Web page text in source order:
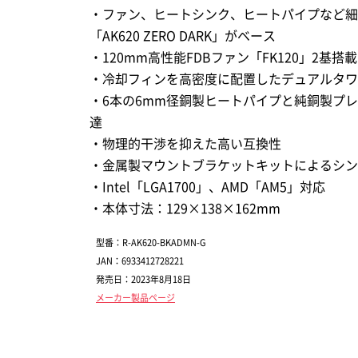
・ファン、ヒートシンク、ヒートパイプなど
「AK620 ZERO DARK」がベース
・120mm高性能FDBファン「FK120」2基搭載
・冷却フィンを高密度に配置したデュアルタ
・6本の6mm径銅製ヒートパイプと純銅製プ
達
・物理的干渉を抑えた高い互換性
・金属製マウントブラケットキットによるシ
・Intel「LGA1700」、AMD「AM5」対応
・本体寸法：129×138×162mm
型番：R-AK620-BKADMN-G
JAN：6933412728221
発売日：2023年8月18日
メーカー製品ページ